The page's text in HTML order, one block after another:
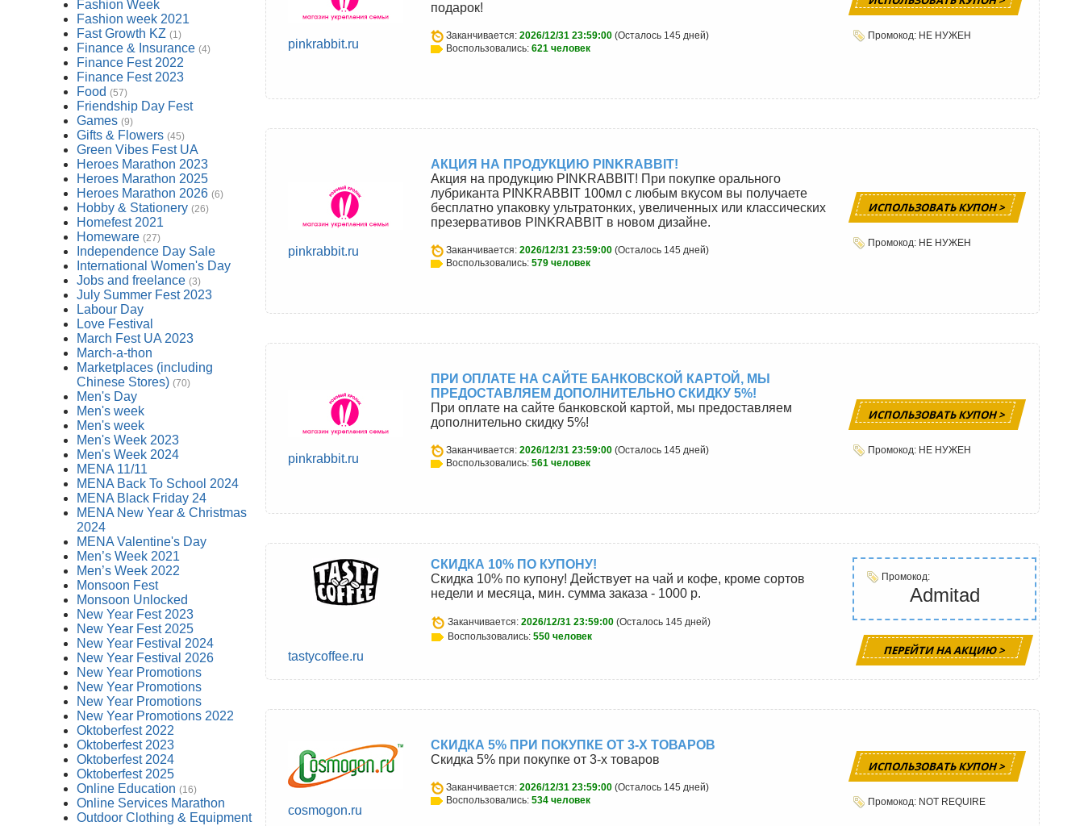
Fashion Week
Fashion week 2021
Fast Growth KZ (1)
Finance & Insurance (4)
Finance Fest 2022
Finance Fest 2023
Food (57)
Friendship Day Fest
Games (9)
Gifts & Flowers (45)
Green Vibes Fest UA
Heroes Marathon 2023
Heroes Marathon 2025
Heroes Marathon 2026 (6)
Hobby & Stationery (26)
Homefest 2021
Homeware (27)
Independence Day Sale
International Women's Day
Jobs and freelance (3)
July Summer Fest 2023
Labour Day
Love Festival
March Fest UA 2023
March-a-thon
Marketplaces (including
Chinese Stores) (70)
Men's Day
Men's week
Men's week
Men's Week 2023
Men's Week 2024
MENA 11/11
MENA Back To School 2024
MENA Black Friday 24
MENA New Year & Christmas
2024
MENA Valentine's Day
Men’s Week 2021
Men’s Week 2022
Monsoon Fest
Monsoon Unlocked
New Year Fest 2023
New Year Fest 2025
New Year Festival 2024
New Year Festival 2026
New Year Promotions
New Year Promotions
New Year Promotions
New Year Promotions 2022
Oktoberfest 2022
Oktoberfest 2023
Oktoberfest 2024
Oktoberfest 2025
Online Education (16)
Online Services Marathon
Outdoor Clothing & Equipment
pinkrabbit.ru
подарок!
Заканчивается: 2026/12/31 23:59:00 (Осталось 145 дней)
Воспользовались: 621 человек
Промокод: НЕ НУЖЕН
pinkrabbit.ru
АКЦИЯ НА ПРОДУКЦИЮ PINKRABBIT!
Акция на продукцию PINKRABBIT! При покупке орального
лубриканта PINKRABBIT 100мл с любым вкусом вы получаете
бесплатно упаковку ультратонких, увеличенных или классических
презервативов PINKRABBIT в новом дизайне.
Заканчивается: 2026/12/31 23:59:00 (Осталось 145 дней)
Воспользовались: 579 человек
ИСПОЛЬЗОВАТЬ КУПОН >
Промокод: НЕ НУЖЕН
pinkrabbit.ru
ПРИ ОПЛАТЕ НА САЙТЕ БАНКОВСКОЙ КАРТОЙ, МЫ
ПРЕДОСТАВЛЯЕМ ДОПОЛНИТЕЛЬНО СКИДКУ 5%!
При оплате на сайте банковской картой, мы предоставляем
дополнительно скидку 5%!
Заканчивается: 2026/12/31 23:59:00 (Осталось 145 дней)
Воспользовались: 561 человек
ИСПОЛЬЗОВАТЬ КУПОН >
Промокод: НЕ НУЖЕН
tastycoffee.ru
СКИДКА 10% ПО КУПОНУ!
Скидка 10% по купону! Действует на чай и кофе, кроме сортов
недели и месяца, мин. сумма заказа - 1000 р.
Заканчивается: 2026/12/31 23:59:00 (Осталось 145 дней)
Воспользовались: 550 человек
Промокод:
Admitad
ПЕРЕЙТИ НА АКЦИЮ >
cosmogon.ru
СКИДКА 5% ПРИ ПОКУПКЕ ОТ 3-Х ТОВАРОВ
Скидка 5% при покупке от 3-х товаров
Заканчивается: 2026/12/31 23:59:00 (Осталось 145 дней)
Воспользовались: 534 человек
ИСПОЛЬЗОВАТЬ КУПОН >
Промокод: NOT REQUIRE